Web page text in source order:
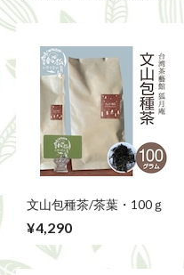
文山包種茶/茶葉・100ｇ
¥4,290